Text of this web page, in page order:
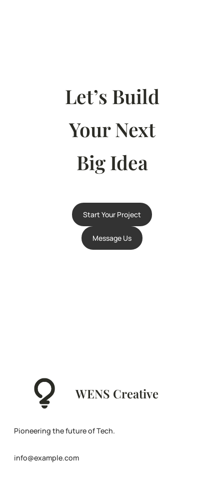
Let’s Build
Your Next
Big Idea
Start Your Project
Message Us
WENS Creative
Pioneering the future of Tech.
info@example.com